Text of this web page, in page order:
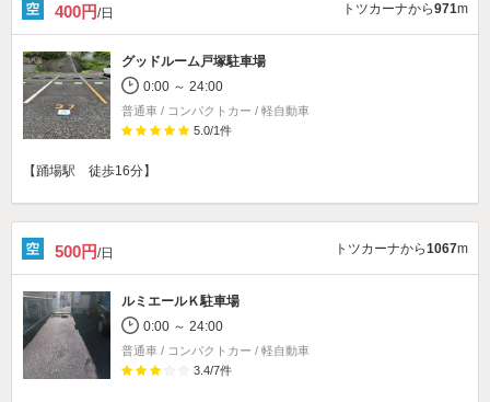
400円/日 トツカーナから971m
グッドルーム戸塚駐車場
0:00 ～ 24:00
普通車 / コンパクトカー / 軽自動車
5.0/1件
【踊場駅 徒歩16分】
500円/日 トツカーナから1067m
ルミエールＫ駐車場
0:00 ～ 24:00
普通車 / コンパクトカー / 軽自動車
3.4/7件